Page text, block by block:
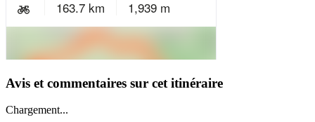
Avis et commentaires sur cet itinéraire
Chargement...